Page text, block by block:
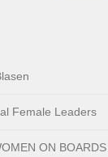
Female Leaders
ON BOARDS